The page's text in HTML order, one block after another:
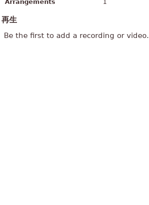
Arrangements
1
再生
Be the first to add a recording or video.